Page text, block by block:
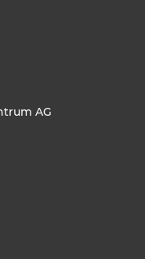
AG